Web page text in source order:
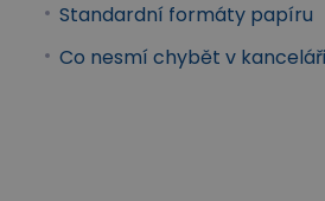
Standardní formáty papíru
Co nesmí chybět v